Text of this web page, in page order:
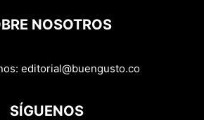
NOSOTROS
editorial@buengusto.co
SÍGUENOS